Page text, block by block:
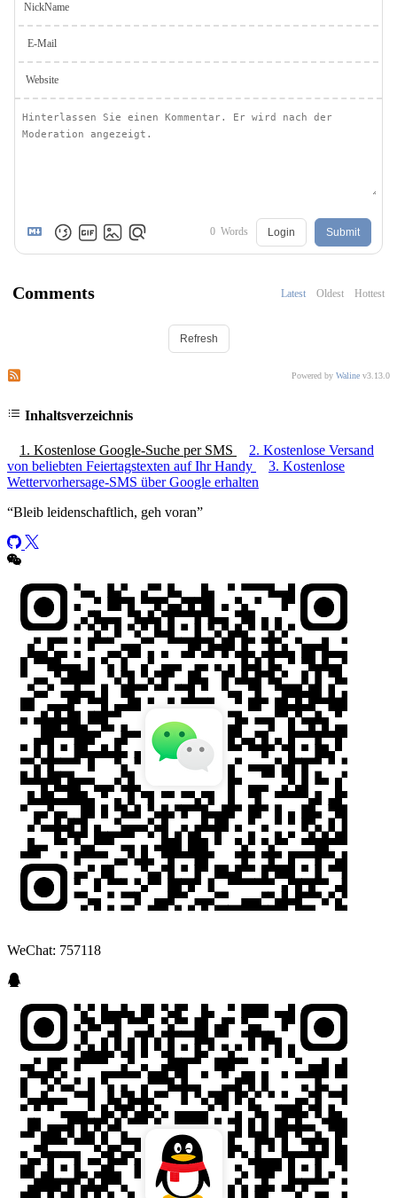
NickName
E-Mail
Website
0 Words Login Submit
Comments Latest Oldest Hottest
Refresh
Powered by Waline v3.13.0
Inhaltsverzeichnis
1. Kostenlose Google-Suche per SMS
2. Kostenlose Versand
von beliebten Feiertagstexten auf Ihr Handy
3. Kostenlose
Wettervorhersage-SMS über Google erhalten
“Bleib leidenschaftlich, geh voran”
WeChat: 757118